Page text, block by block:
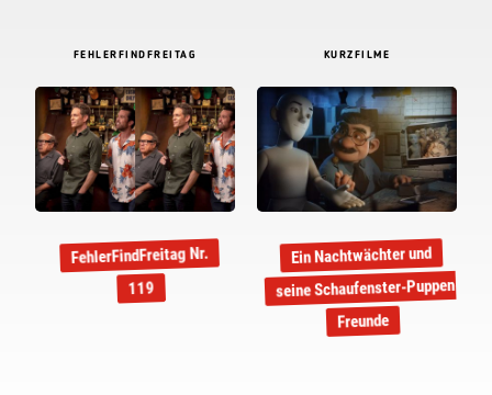
FEHLERFINDFREITAG
FehlerFindFreitag Nr.
119
KURZFILME
Ein Nachtwächter und
seine Schaufenster-Puppen-
Freunde